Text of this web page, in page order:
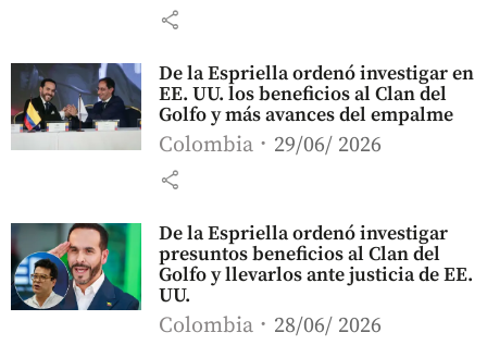
share
De la Espriella ordenó investigar en
EE. UU. los beneficios al Clan del
Golfo y más avances del empalme
Colombia 29/06/ 2026
share
De la Espriella ordenó investigar
presuntos beneficios al Clan del
Golfo y llevarlos ante justicia de EE.
UU.
Colombia 28/06/ 2026